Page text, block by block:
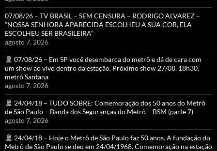
07/08/26 – TV BRASIL – SEM CENSURA – RODRIGO ALVAREZ –
“NOSSA SENHORA APARECIDA ESCOLHEU A SUA COR, ELA
ESCOLHEU SER BRASILEIRA”
agosto 7, 2026
07/08/26 – Em SP você desembarca do metrô e dá de cara com
um show ao vivo dentro da estação. Próximo show 27/08, 18h30,
metrô Santana
agosto 7, 2026
24/04/18 – TUDO SOBRE: Comemoração dos 50 anos do Metrô
de São Paulo – Banda dos Seguranças do Metrô – BSM (parte 7)
agosto 7, 2026
24/04/18 – Hoje o Metrô de São Paulo faz 50 anos. A fundação do
Metrô de São Paulo se deu em 24/04/1968. Comemoração na estação